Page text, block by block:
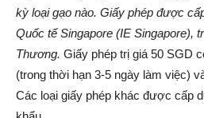
kỳ loại gạo nào. Giấy phép được
Quốc tế Singapore (IE Singapore),
Thương. Giấy phép trị giá 50 SGD
(trong thời hạn 3-5 ngày làm việc)
Các loại giấy phép khác được cấp